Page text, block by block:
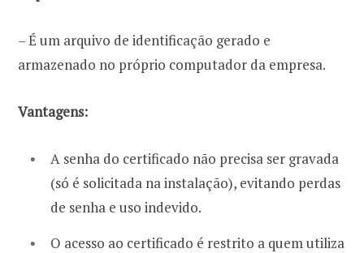
– É um arquivo de identificação gerado e
armazenado no próprio computador da empresa.
Vantagens:
A senha do certificado não precisa ser gravada
(só é solicitada na instalação), evitando perdas
de senha e uso indevido.
O acesso ao certificado é restrito a quem utiliza